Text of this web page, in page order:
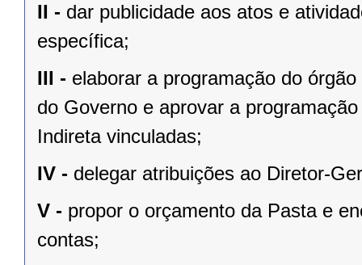
II - dar publicidade aos atos e
específica;
III - elaborar a programação do
do Governo e aprovar a
Indireta vinculadas;
IV - delegar atribuições ao Diretor-
V - propor o orçamento da Pasta e
contas;